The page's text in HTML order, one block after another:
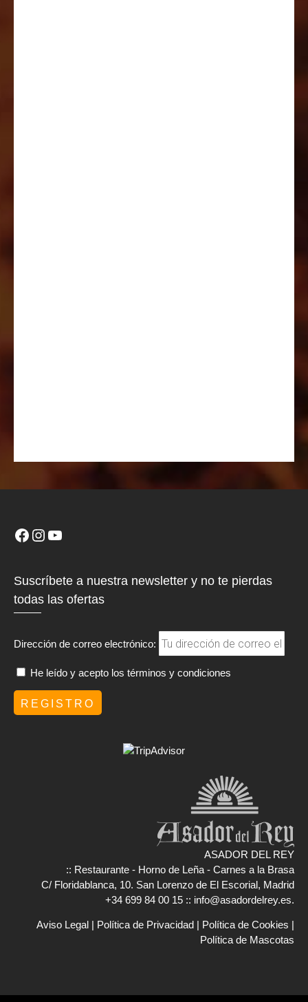
Suscríbete a nuestra newsletter y no te pierdas
todas las ofertas
Dirección de correo electrónico:
He leído y acepto los términos y condiciones
ASADOR DEL REY
:: Restaurante - Horno de Leña - Carnes a la Brasa
C/ Floridablanca, 10. San Lorenzo de El Escorial, Madrid
+34 699 84 00 15 :: info@asadordelrey.es.
Aviso Legal | Política de Privacidad | Política de Cookies |
Política de Mascotas